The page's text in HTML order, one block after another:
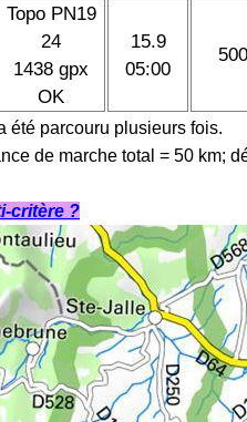
Topo PN19
24
1438 gpx
OK
15.9
05:00
500
été parcouru plusieurs fois.
de marche total = 50 km;
critère ?